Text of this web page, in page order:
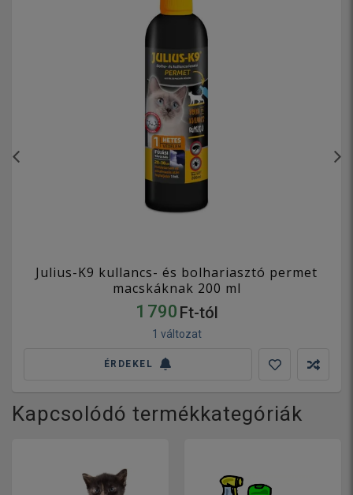
Julius-K9 kullancs- és bolhariasztó permet
macskáknak 200 ml
1 790 Ft-tól
1 változat
ÉRDEKEL
Kapcsolódó termékkategóriák